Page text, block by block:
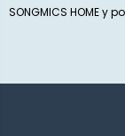
SONGMICS HOME